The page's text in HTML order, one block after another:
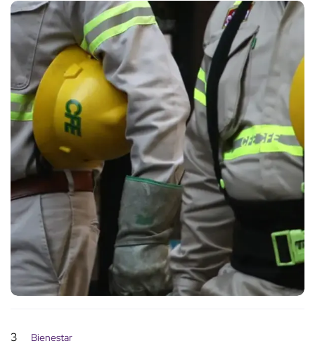
3 Bienestar